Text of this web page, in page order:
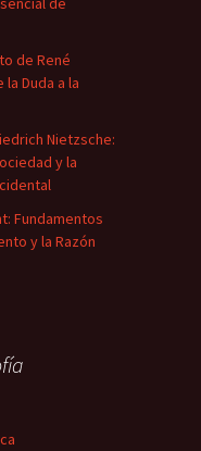
de René
Duda a la
Nietzsche:
y la
Fundamentos
y la Razón